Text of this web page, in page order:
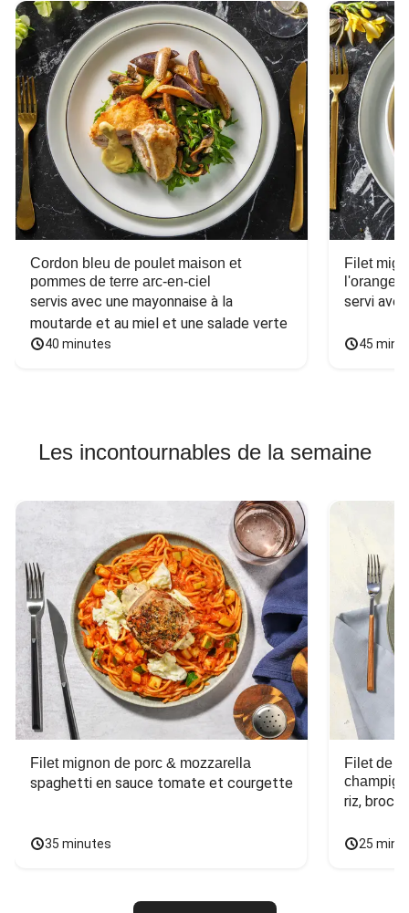
Cordon bleu de poulet maison et
pommes de terre arc-en-ciel
servis avec une mayonnaise à la
moutarde et au miel et une salade verte
40 minutes
Filet
l'orange
servi
45
Les incontournables de la semaine
Filet mignon de porc & mozzarella
spaghetti en sauce tomate et courgette
35 minutes
Filet de
riz,
25